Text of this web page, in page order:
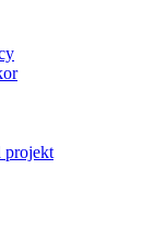
projekt